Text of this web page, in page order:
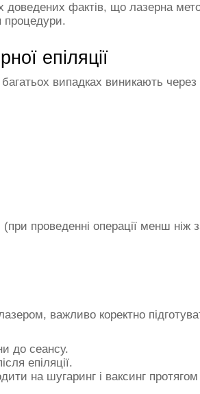
доведених фактів, що лазерна
процедури.
епіляції
випадках виникають
проведенні операції менш ніж
важливо коректно
до сеансу.
епіляції.
на шугаринг і ваксинг